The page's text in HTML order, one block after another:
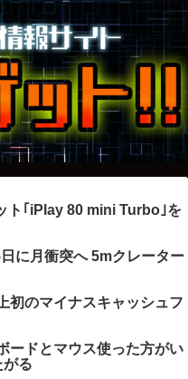
ト｢iPlay 80 mini Turbo｣を
に月衝突へ 5mクレーター
初のマイナスキャッシュフ
ードとマウス使った方がい
がる